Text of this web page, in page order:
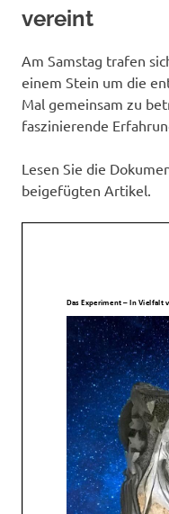
vereint
Am Samstag trafen
einem Stein um die
Mal gemeinsam zu
faszinierende
Lesen Sie die
beigefügten Artikel.